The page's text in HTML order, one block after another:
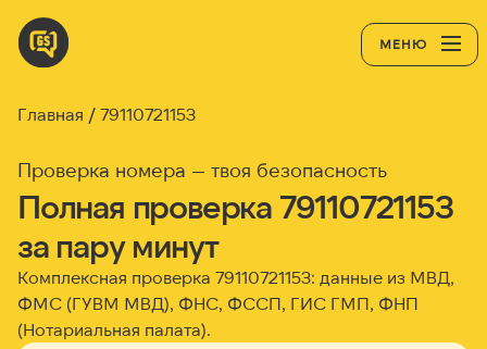
МЕНЮ
Главная 79110721153
Проверка номера — твоя безопасность
Полная проверка 79110721153
за пару минут
Комплексная проверка 79110721153: данные из МВД,
ФМС (ГУВМ МВД), ФНС, ФССП, ГИС ГМП, ФНП
(Нотариальная палата).